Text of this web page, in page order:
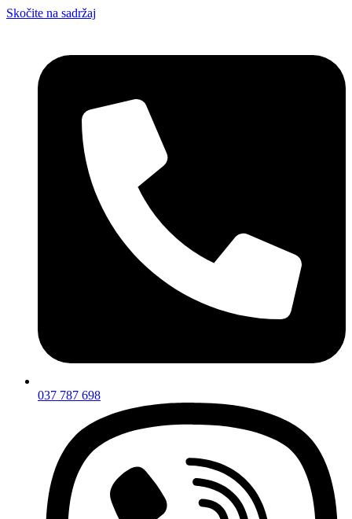
Skočite na sadržaj
037 787 698